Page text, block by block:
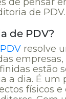
de
de PDV?
resolve
estão
a dia. É um
físicos e